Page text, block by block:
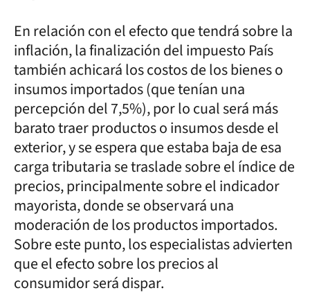
En relación con el efecto que tendrá sobre la
inflación, la finalización del impuesto País
también achicará los costos de los bienes o
insumos importados (que tenían una
percepción del 7,5%), por lo cual será más
barato traer productos o insumos desde el
exterior, y se espera que estaba baja de esa
carga tributaria se traslade sobre el índice de
precios, principalmente sobre el indicador
mayorista, donde se observará una
moderación de los productos importados.
Sobre este punto, los especialistas advierten
que el efecto sobre los precios al
consumidor será dispar.